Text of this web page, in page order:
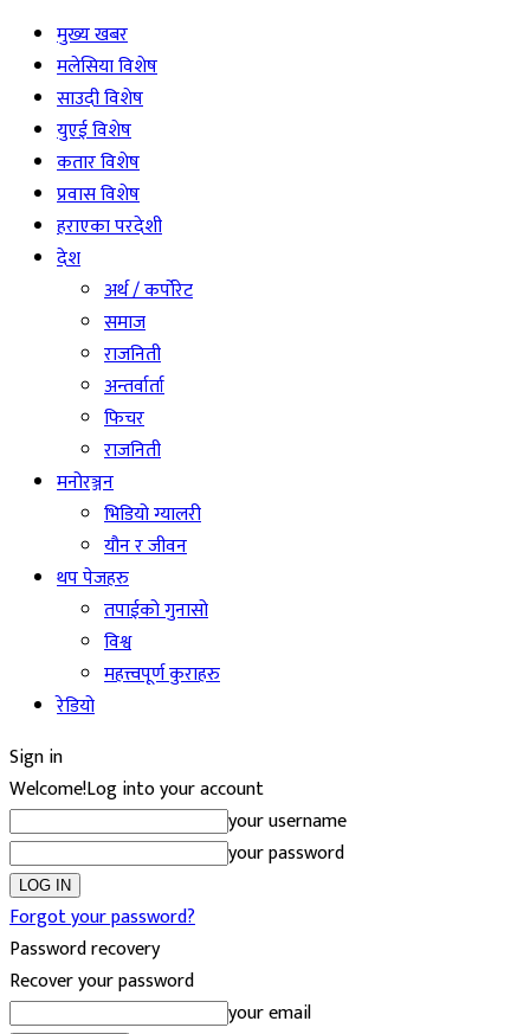
मुख्य खबर
मलेसिया विशेष
साउदी विशेष
युएई विशेष
कतार विशेष
प्रवास विशेष
हराएका परदेशी
देश
अर्थ / कर्पोरेट
समाज
राजनिती
अन्तर्वार्ता
फिचर
राजनिती
मनोरञ्जन
भिडियो ग्यालरी
यौन र जीवन
थप पेजहरु
तपाईको गुनासो
विश्व
महत्त्वपूर्ण कुराहरु
रेडियो
Sign in
Welcome!Log into your account
your username
your password
Forgot your password?
Password recovery
Recover your password
your email